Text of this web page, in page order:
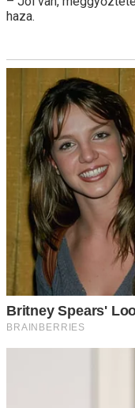
haza.